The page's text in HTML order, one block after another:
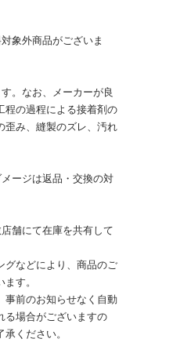
象外商品がございま
。なお、メーカーが良
程の過程による接着剤の
歪み、縫製のズレ、汚れ
ージは返品・交換の対
舗にて在庫を共有して
グなどにより、商品のご
す。
事前のお知らせなく自動
る場合がございますの
ください。